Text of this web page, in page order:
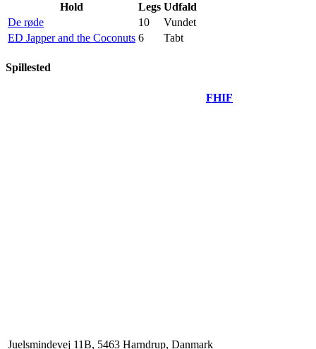
Hold Legs Udfald
De røde
10
Vundet
ED Japper and the Coconuts 6 Tabt
Spillested
FHIF
Juelsmindevej 11B, 5463 Harndrup, Danmark